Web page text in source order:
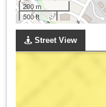
200 m
500 ft
Street View